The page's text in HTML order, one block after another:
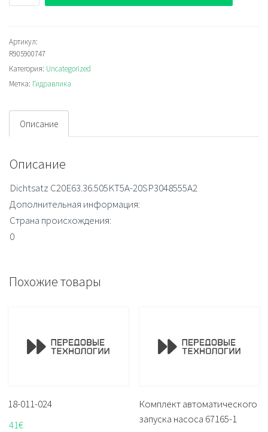
Rexroth
C20E63.36.505KT5A-
20SP3048555A2
Seal
kit
Артикул:
R905900747
Категория: Uncategorized
Метка: Гидравлика
Описание
Описание
Dichtsatz C20E63.36.505KT5A-20SP3048555A2
Дополнительная информация:
Страна происхождения:
0
Похожие товары
18-011-024
41€
Комплект автоматического
запуска насоса 67165-1